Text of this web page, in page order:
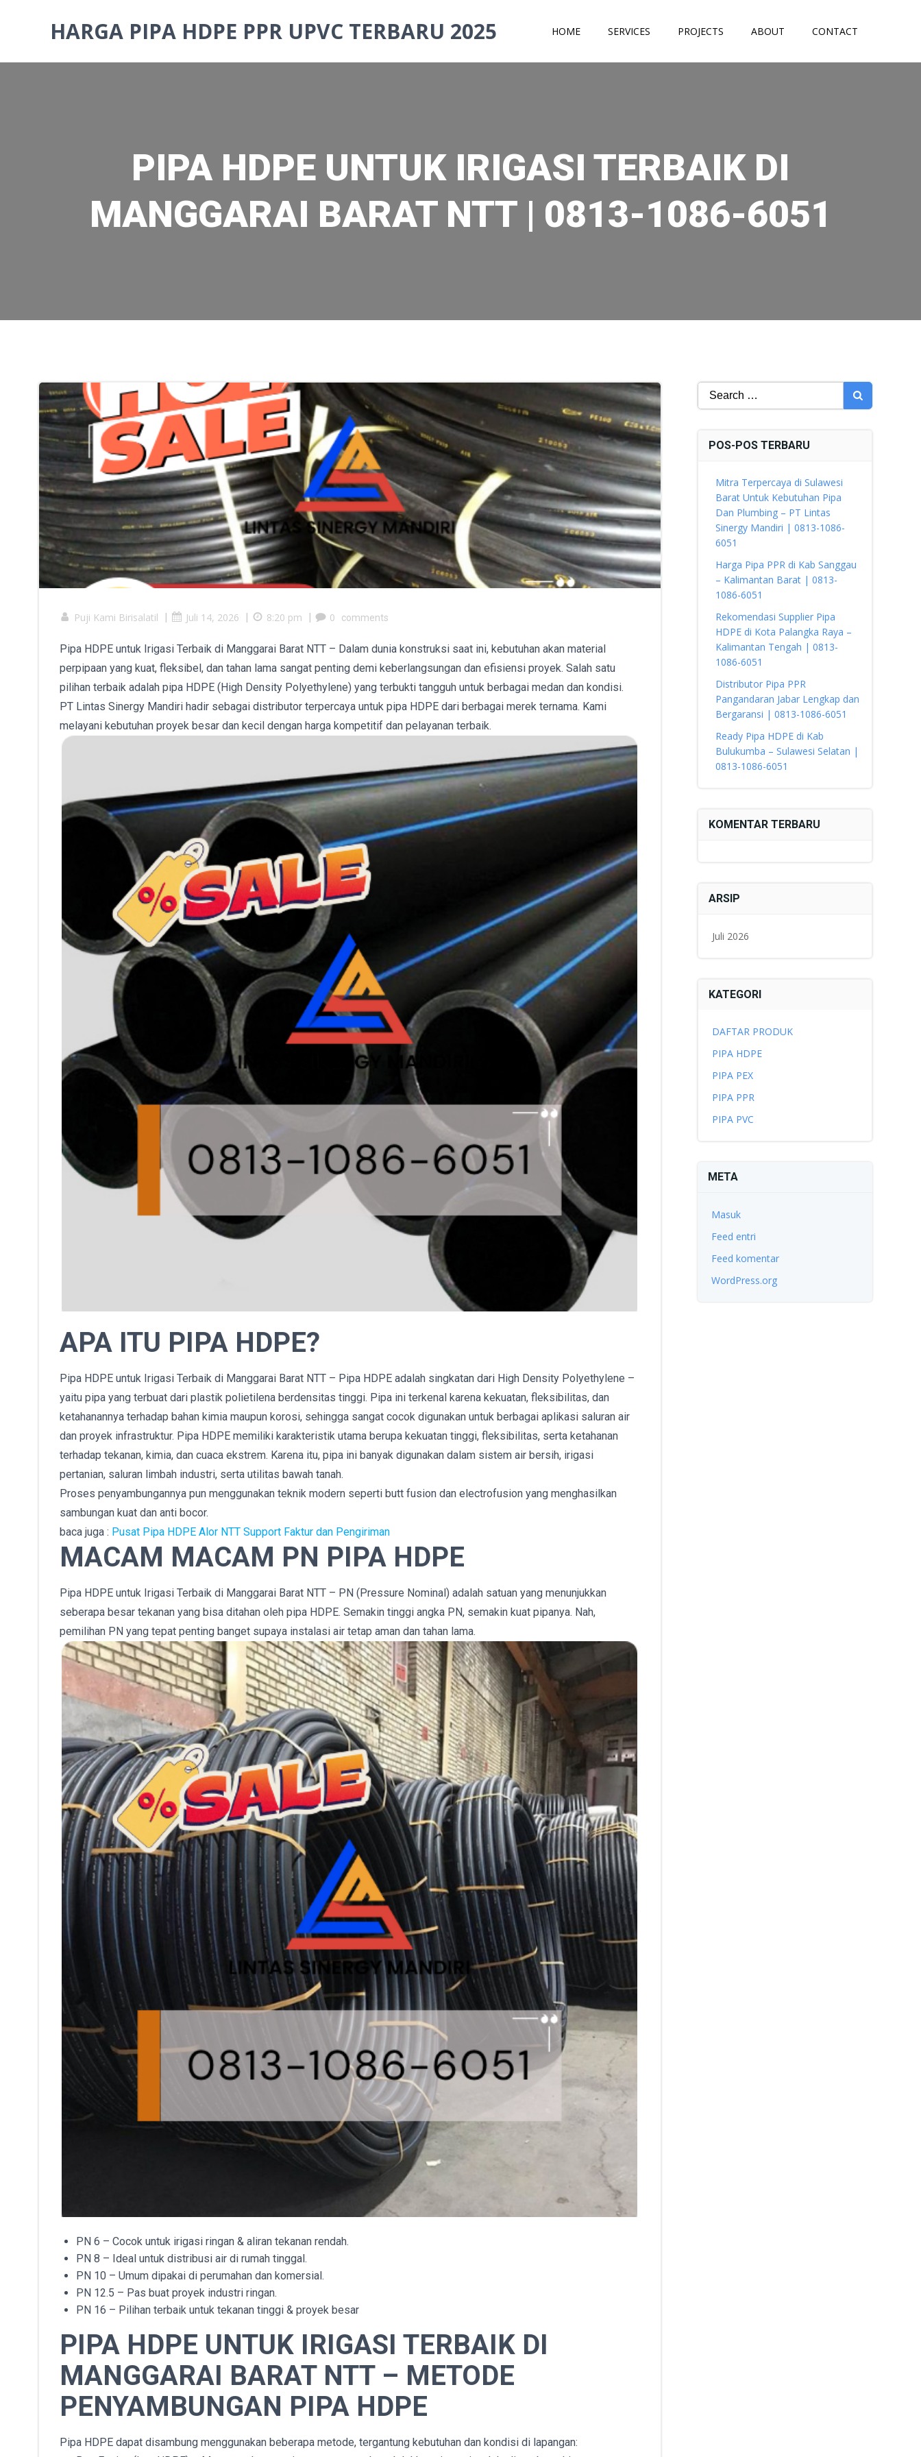
HARGA PIPA HDPE PPR UPVC TERBARU 2025 HOME SERVICES PROJECTS ABOUT CONTACT
PIPA HDPE UNTUK IRIGASI TERBAIK DI
MANGGARAI BARAT NTT | 0813-1086-6051
Puji Kami Birisalatil | Juli 14, 2026 | 8:20 pm | 0 comments
Pipa HDPE untuk Irigasi Terbaik di Manggarai Barat NTT – Dalam dunia konstruksi saat ini, kebutuhan akan material
perpipaan yang kuat, fleksibel, dan tahan lama sangat penting demi keberlangsungan dan efisiensi proyek. Salah satu
pilihan terbaik adalah pipa HDPE (High Density Polyethylene) yang terbukti tangguh untuk berbagai medan dan kondisi.
PT Lintas Sinergy Mandiri hadir sebagai distributor terpercaya untuk pipa HDPE dari berbagai merek ternama. Kami
melayani kebutuhan proyek besar dan kecil dengan harga kompetitif dan pelayanan terbaik.
APA ITU PIPA HDPE?
Pipa HDPE untuk Irigasi Terbaik di Manggarai Barat NTT – Pipa HDPE adalah singkatan dari High Density Polyethylene –
yaitu pipa yang terbuat dari plastik polietilena berdensitas tinggi. Pipa ini terkenal karena kekuatan, fleksibilitas, dan
ketahanannya terhadap bahan kimia maupun korosi, sehingga sangat cocok digunakan untuk berbagai aplikasi saluran air
dan proyek infrastruktur. Pipa HDPE memiliki karakteristik utama berupa kekuatan tinggi, fleksibilitas, serta ketahanan
terhadap tekanan, kimia, dan cuaca ekstrem. Karena itu, pipa ini banyak digunakan dalam sistem air bersih, irigasi
pertanian, saluran limbah industri, serta utilitas bawah tanah.
Proses penyambungannya pun menggunakan teknik modern seperti butt fusion dan electrofusion yang menghasilkan
sambungan kuat dan anti bocor.
baca juga : Pusat Pipa HDPE Alor NTT Support Faktur dan Pengiriman
MACAM MACAM PN PIPA HDPE
Pipa HDPE untuk Irigasi Terbaik di Manggarai Barat NTT – PN (Pressure Nominal) adalah satuan yang menunjukkan
seberapa besar tekanan yang bisa ditahan oleh pipa HDPE. Semakin tinggi angka PN, semakin kuat pipanya. Nah,
pemilihan PN yang tepat penting banget supaya instalasi air tetap aman dan tahan lama.
PN 6 – Cocok untuk irigasi ringan & aliran tekanan rendah.
PN 8 – Ideal untuk distribusi air di rumah tinggal.
PN 10 – Umum dipakai di perumahan dan komersial.
PN 12.5 – Pas buat proyek industri ringan.
PN 16 – Pilihan terbaik untuk tekanan tinggi & proyek besar
PIPA HDPE UNTUK IRIGASI TERBAIK DI
MANGGARAI BARAT NTT – METODE
PENYAMBUNGAN PIPA HDPE
Pipa HDPE dapat disambung menggunakan beberapa metode, tergantung kebutuhan dan kondisi di lapangan:
Search
POS-POS TERBARU
Mitra Terpercaya di Sulawesi
Barat Untuk Kebutuhan Pipa
Dan Plumbing – PT Lintas
Sinergy Mandiri | 0813-1086-
6051
Harga Pipa PPR di Kab Sanggau
– Kalimantan Barat | 0813-
1086-6051
Rekomendasi Supplier Pipa
HDPE di Kota Palangka Raya –
Kalimantan Tengah | 0813-
1086-6051
Distributor Pipa PPR
Pangandaran Jabar Lengkap dan
Bergaransi | 0813-1086-6051
Ready Pipa HDPE di Kab
Bulukumba – Sulawesi Selatan |
0813-1086-6051
KOMENTAR TERBARU
ARSIP
Juli 2026
KATEGORI
DAFTAR PRODUK
PIPA HDPE
PIPA PEX
PIPA PPR
PIPA PVC
META
Masuk
Feed entri
Feed komentar
WordPress.org